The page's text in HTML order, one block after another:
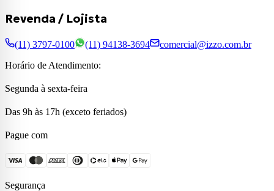
Revenda / Lojista
(11) 3797-0100 (11) 94138-3694
comercial@izzo.com.br
Horário de Atendimento:
Segunda à sexta-feira
Das 9h às 17h (exceto feriados)
Pague com
Segurança